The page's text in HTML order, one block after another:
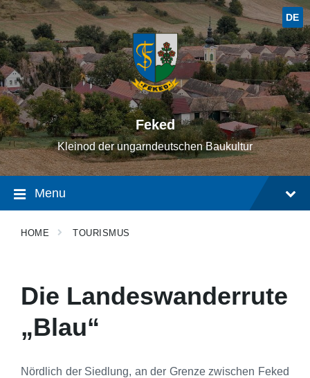
Skip
to
content
Skip
to
main
navigation
Skip
to
footer
DE
Feked
Kleinod der ungarndeutschen Baukultur
Menu
HOME TOURISMUS
Die Landeswanderrute
„Blau“
Nördlich der Siedlung, an der Grenze zwischen Feked